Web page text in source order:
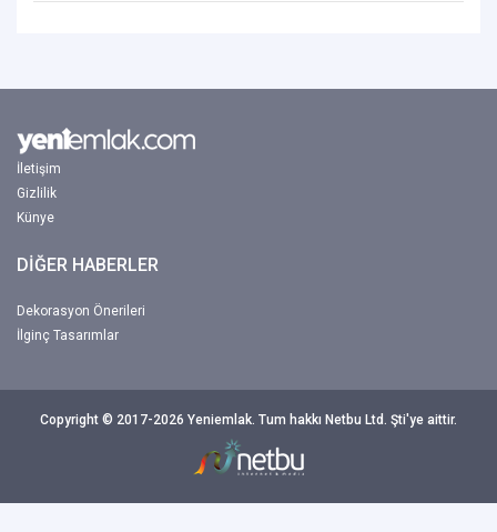
İletişim
Gizlilik
Künye
DİĞER HABERLER
Dekorasyon Önerileri
İlginç Tasarımlar
Copyright © 2017-2026 Yeniemlak. Tum hakkı Netbu Ltd. Şti'ye aittir.